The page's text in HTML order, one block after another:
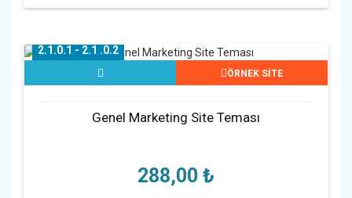
ÖRNEK SİTE
2.1.0.1 - 2.1 .0.2
Genel Marketing Site Teması
288,00 ₺